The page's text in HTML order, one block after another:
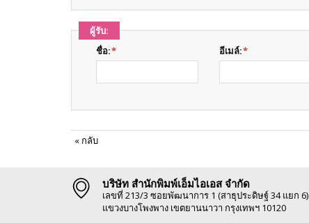
ผู้รับ:
*
ชื่อ: *
อีเมล์:
« กลับ
บริษัท สำนักพิมพ์เอ็มไอเอส จำกัด
เลขที่ 213/3 ซอยพัฒนาการ 1 (สาธุประดิษฐ์ 34 แยก 6)
แขวงบางโพงพาง เขตยานนาวา กรุงเทพฯ 10120